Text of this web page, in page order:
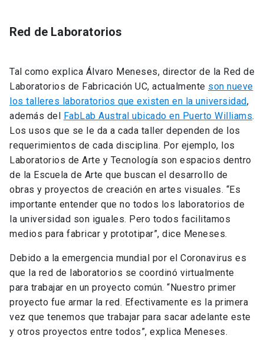
Red de Laboratorios
Tal como explica Álvaro Meneses, director de la Red de
Laboratorios de Fabricación UC, actualmente son nueve
los talleres laboratorios que existen en la universidad,
además del FabLab Austral ubicado en Puerto Williams.
Los usos que se le da a cada taller dependen de los
requerimientos de cada disciplina. Por ejemplo, los
Laboratorios de Arte y Tecnología son espacios dentro
de la Escuela de Arte que buscan el desarrollo de
obras y proyectos de creación en artes visuales. “Es
importante entender que no todos los laboratorios de
la universidad son iguales. Pero todos facilitamos
medios para fabricar y prototipar”, dice Meneses.
Debido a la emergencia mundial por el Coronavirus es
que la red de laboratorios se coordinó virtualmente
para trabajar en un proyecto común. “Nuestro primer
proyecto fue armar la red. Efectivamente es la primera
vez que tenemos que trabajar para sacar adelante este
y otros proyectos entre todos”, explica Meneses.